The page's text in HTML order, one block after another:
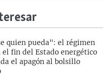
quien pueda": el régimen
el fin del Estado energético
el apagón al bolsillo